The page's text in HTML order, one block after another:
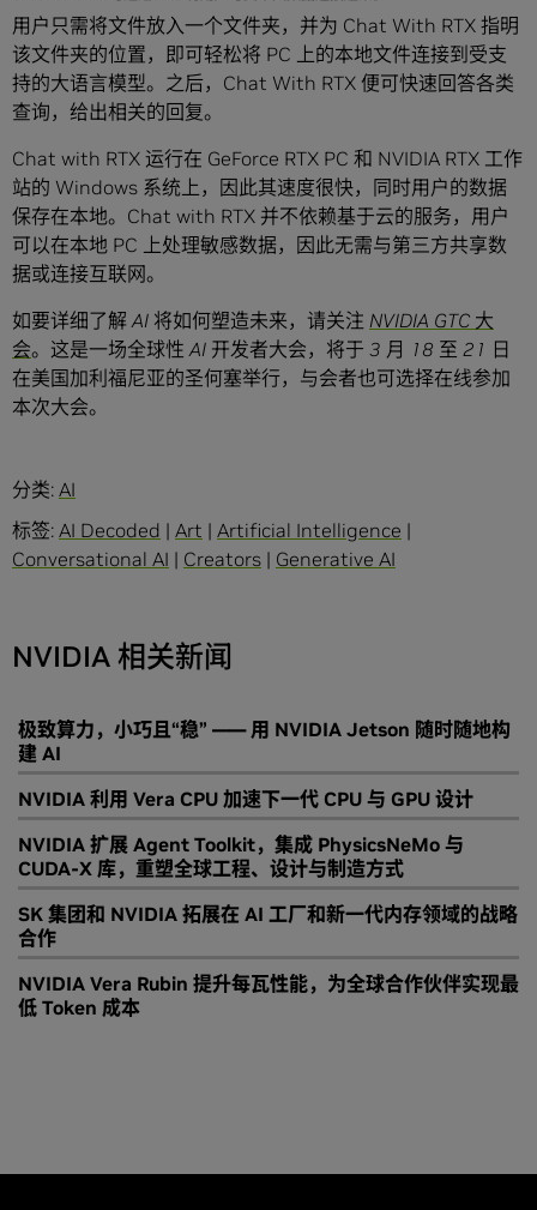
用户只需将文件放入一个文件夹，并为 Chat With RTX 指明
该文件夹的位置，即可轻松将 PC 上的本地文件连接到受支
持的大语言模型。之后，Chat With RTX 便可快速回答各类
查询，给出相关的回复。
Chat with RTX 运行在 GeForce RTX PC 和 NVIDIA RTX 工作
站的 Windows 系统上，因此其速度很快，同时用户的数据
保存在本地。Chat with RTX 并不依赖基于云的服务，用户
可以在本地 PC 上处理敏感数据，因此无需与第三方共享数
据或连接互联网。
如要详细了解 AI 将如何塑造未来，请关注 NVIDIA GTC 大
会。这是一场全球性 AI 开发者大会，将于 3 月 18 至 21 日
在美国加利福尼亚的圣何塞举行，与会者也可选择在线参加
本次大会。
分类: AI
标签: AI Decoded | Art | Artificial Intelligence |
Conversational AI | Creators | Generative AI
NVIDIA 相关新闻
极致算力，小巧且“稳” —— 用 NVIDIA Jetson 随时随地构
建 AI
NVIDIA 利用 Vera CPU 加速下一代 CPU 与 GPU 设计
NVIDIA 扩展 Agent Toolkit，集成 PhysicsNeMo 与
CUDA-X 库，重塑全球工程、设计与制造方式
SK 集团和 NVIDIA 拓展在 AI 工厂和新一代内存领域的战略
合作
NVIDIA Vera Rubin 提升每瓦性能，为全球合作伙伴实现最
低 Token 成本